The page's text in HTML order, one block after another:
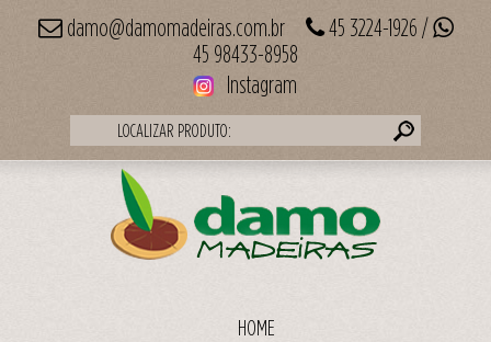
damo@damomadeiras.com.br
45 3224-1926 /
45 98433-8958
Instagram
LOCALIZAR PRODUTO:
HOME